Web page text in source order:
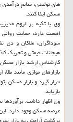
های تولیدی، منابع درآمدی
مسکن ایفا کنند.
وی با تکیه بر لزوم
اهمیت دارد، حمایت
سوداگران، ملاکان و ذی
هیجانات قیمتی و تحریک
کارشناس ارشد بازار مسکن
بازارهای موازی مانند
قرار گیرد و بازار مسکن
بازیابد.
عرصه مسکن وجود دارد. این